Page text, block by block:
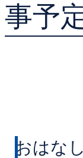
予
事予
おはな